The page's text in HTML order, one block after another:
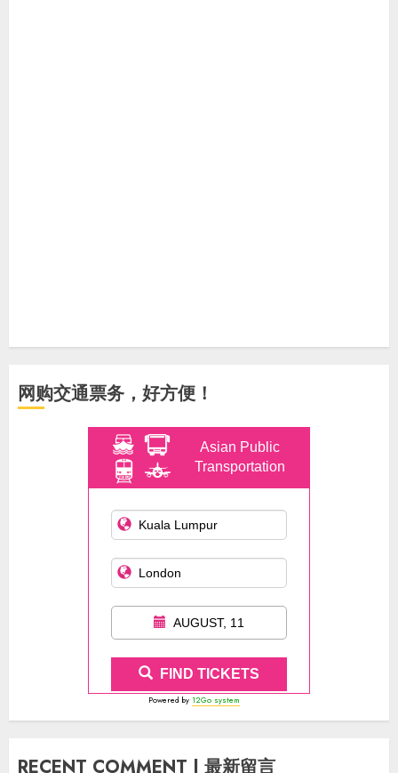
网购交通票务，好方便！
Asian Public
Transportation
AUGUST, 11
FIND TICKETS
Powered by 12Go system
RECENT COMMENT | 最新留言